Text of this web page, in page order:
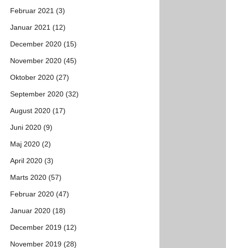
Februar 2021 (3)
Januar 2021 (12)
December 2020 (15)
November 2020 (45)
Oktober 2020 (27)
September 2020 (32)
August 2020 (17)
Juni 2020 (9)
Maj 2020 (2)
April 2020 (3)
Marts 2020 (57)
Februar 2020 (47)
Januar 2020 (18)
December 2019 (12)
November 2019 (28)